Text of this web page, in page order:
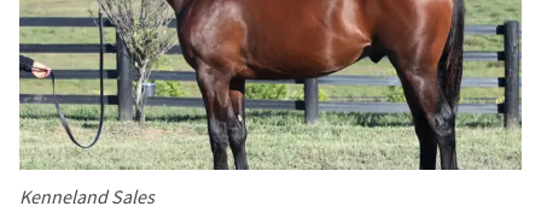
Kenneland Sales